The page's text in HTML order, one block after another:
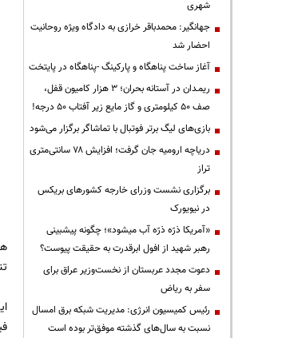
شهری
جهانگیر: محمدباقر خرازی به دادگاه ویژه روحانیت
احضار شد
آغاز ساخت پناهگاه و پارکینگ -پناهگاه در پایتخت
ریمـدان در آستانه بحران؛ ۳ هزار کامیون قفل،
صف ۵۰ کیلومتری و گاز مایع زیر آفتاب ۵۰ درجه!
بازی‌های لیگ برتر فوتبال با تماشاگر برگزار می‌شود
دریاچه ارومیه جان گرفت؛ افزایش ۷۸ سانتی‌متری
تراز
برگزاری نشست وزرای خارجه کشورهای بریکس
در نیویورک
«آمریکا ذرّه ذرّه آب میشود»؛ چگونه پیشبینی
رهبر شهید از افول ابرقدرت به حقیقت پیوست؟
دعوت مجدد عربستان از نخست‌وزیر عراق برای
سفر به ریاض
رئیس کمیسیون انرژی: مدیریت شبکه برق امسال
نسبت به سال‌های گذشته موفق‌تر بوده است